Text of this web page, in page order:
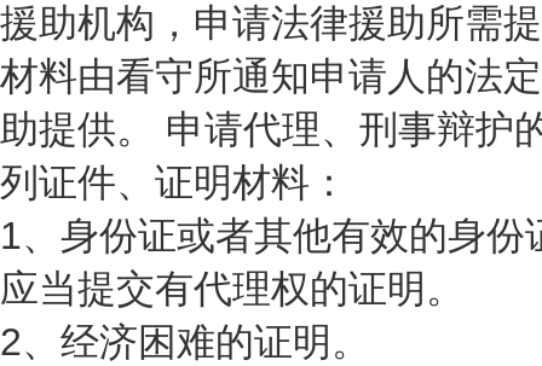
援助机构，申请法律援助所需
材料由看守所通知申请人的法
助提供。 申请代理、刑事辩护
列证件、证明材料：
1、身份证或者其他有效的身
应当提交有代理权的证明。
2、经济困难的证明。